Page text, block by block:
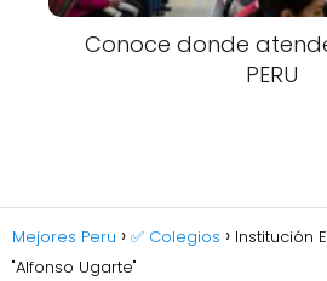
Conoce donde
PERU
Mejores Peru ✅ Colegios
Institución
"Alfonso Ugarte"